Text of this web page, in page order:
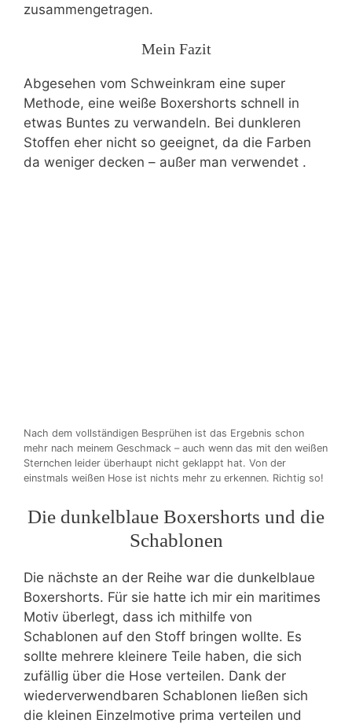
zusammengetragen.
Mein Fazit
Abgesehen vom Schweinkram eine super
Methode, eine weiße Boxershorts schnell in
etwas Buntes zu verwandeln. Bei dunkleren
Stoffen eher nicht so geeignet, da die Farben
da weniger decken – außer man verwendet .
Nach dem vollständigen Besprühen ist das Ergebnis schon
mehr nach meinem Geschmack – auch wenn das mit den weißen
Sternchen leider überhaupt nicht geklappt hat. Von der
einstmals weißen Hose ist nichts mehr zu erkennen. Richtig so!
Die dunkelblaue Boxershorts und die
Schablonen
Die nächste an der Reihe war die dunkelblaue
Boxershorts. Für sie hatte ich mir ein maritimes
Motiv überlegt, dass ich mithilfe von
Schablonen auf den Stoff bringen wollte. Es
sollte mehrere kleinere Teile haben, die sich
zufällig über die Hose verteilen. Dank der
wiederverwendbaren Schablonen ließen sich
die kleinen Einzelmotive prima verteilen und